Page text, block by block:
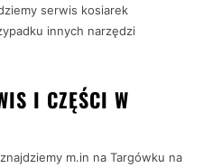
serwis kosiarek
innych narzędzi
I CZĘŚCI W
m.in na Targówku na